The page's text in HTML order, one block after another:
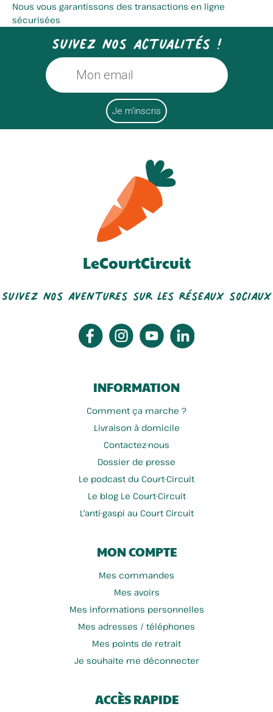
Nous vous garantissons des transactions en ligne
sécurisées
Suivez nos actualités !
LeCourtCircuit
Suivez nos aventures sur les réseaux sociaux
INFORMATION
Comment ça marche ?
Livraison à domicile
Contactez-nous
Dossier de presse
Le podcast du Court-Circuit
Le blog Le Court-Circuit
L'anti-gaspi au Court Circuit
MON COMPTE
Mes commandes
Mes avoirs
Mes informations personnelles
Mes adresses / téléphones
Mes points de retrait
Je souhaite me déconnecter
ACCÈS RAPIDE